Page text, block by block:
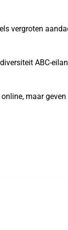
vergroten
ABC-
maar